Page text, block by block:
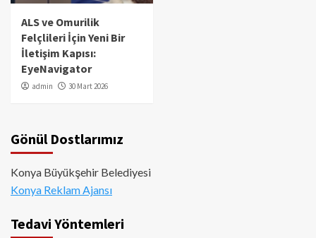
ALS ve Omurilik
Felçlileri İçin Yeni Bir
İletişim Kapısı:
EyeNavigator
admin 30 Mart 2026
Gönül Dostlarımız
Konya Büyükşehir Belediyesi
Konya Reklam Ajansı
Tedavi Yöntemleri